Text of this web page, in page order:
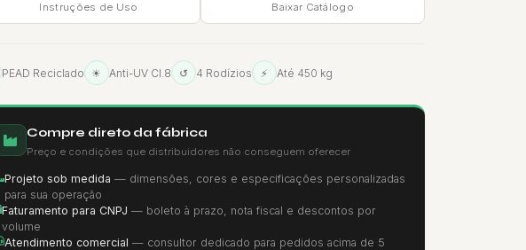
Instruções de Uso Baixar Catálogo
PEAD Reciclado ☀ Anti-UV Cl.8 ↺ 4 Rodízios ⚡ Até 450 kg
Compre direto da fábrica
Preço e condições que distribuidores não conseguem oferecer
Projeto sob medida — dimensões, cores e especificações personalizadas
para sua operação
Faturamento para CNPJ — boleto à prazo, nota fiscal e descontos por
volume
Atendimento comercial — consultor dedicado para pedidos acima de 5